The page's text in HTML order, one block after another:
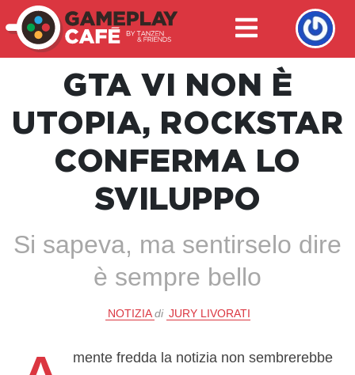
GTA VI NON È
UTOPIA, ROCKSTAR
CONFERMA LO
SVILUPPO
Si sapeva, ma sentirselo dire
è sempre bello
NOTIZIA di JURY LIVORATI
mente fredda la notizia non sembrerebbe